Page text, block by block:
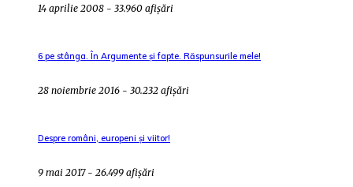
14 aprilie 2008 - 33.960 afișări
6 pe stânga. În Argumente și fapte. Răspunsurile mele!
28 noiembrie 2016 - 30.232 afișări
Despre români, europeni și viitor!
9 mai 2017 - 26.499 afișări